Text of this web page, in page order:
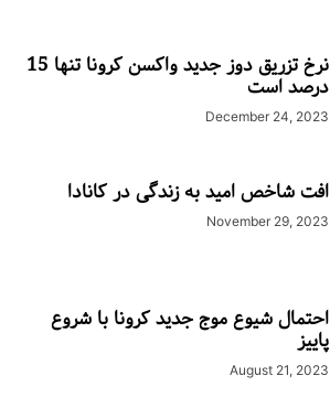
نرخ تزریق دوز جدید واکسن کرونا تنها 15
درصد است
December 24, 2023
افت شاخص امید به زندگی در کانادا
November 29, 2023
احتمال شیوع موج جدید کرونا با شروع
پاییز
August 21, 2023